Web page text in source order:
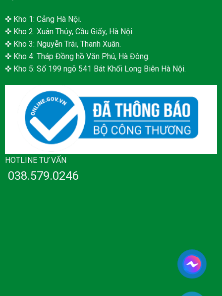
✜ Kho 1: Cảng Hà Nội.
✜ Kho 2: Xuân Thủy, Cầu Giấy, Hà Nội.
✜ Kho 3: Nguyễn Trãi, Thanh Xuân.
✜ Kho 4: Tháp Đồng hồ Văn Phú, Hà Đông.
✜ Kho 5: Số 199 ngõ 541 Bát Khối Long Biên Hà Nội.
HOTLINE TƯ VẤN
038.579.0246